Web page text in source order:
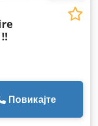
Повикајте